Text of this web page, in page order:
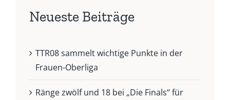
Neueste Beiträge
TTR08 sammelt wichtige Punkte in der
Frauen-Oberliga
Ränge zwölf und 18 bei „Die Finals“ für